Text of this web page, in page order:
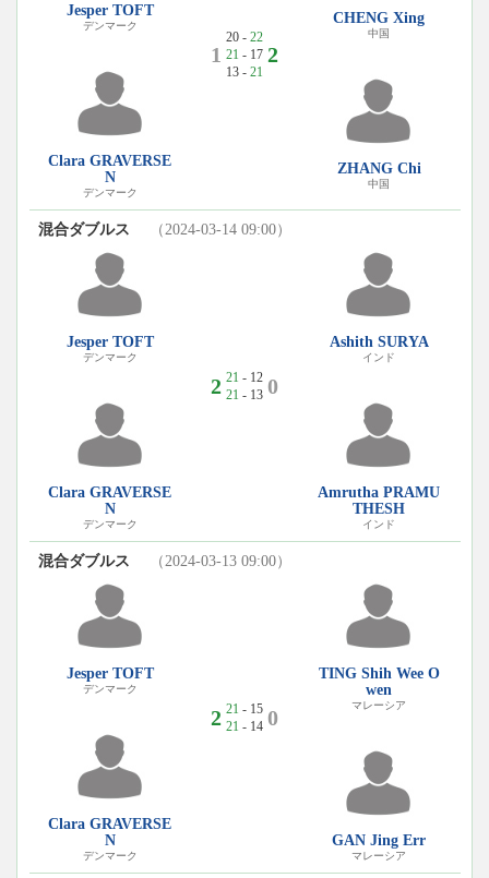
Jesper TOFT
デンマーク
Clara GRAVERSE
N
デンマーク
1
20 - 22
21 - 17
13 - 21
2
CHENG Xing
中国
ZHANG Chi
中国
混合ダブルス （2024-03-14 09:00）
Jesper TOFT
デンマーク
Clara GRAVERSE
N
デンマーク
2 21 - 12
21 - 13 0
Ashith SURYA
インド
Amrutha PRAMU
THESH
インド
混合ダブルス （2024-03-13 09:00）
Jesper TOFT
デンマーク
Clara GRAVERSE
N
デンマーク
2 21 - 15
21 - 14 0
TING Shih Wee O
wen
マレーシア
GAN Jing Err
マレーシア